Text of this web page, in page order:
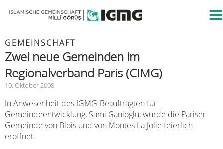
GEMEINSCHAFT
Zwei neue Gemeinden im
Regionalverband Paris (CIMG)
10. Oktober 2008
In Anwesenheit des IGMG-Beauftragten für
Gemeindeentwicklung, Sami Ganioglu, wurde die Pariser
Gemeinde von Blois und von Montes La Jolie feierlich
eröffnet.